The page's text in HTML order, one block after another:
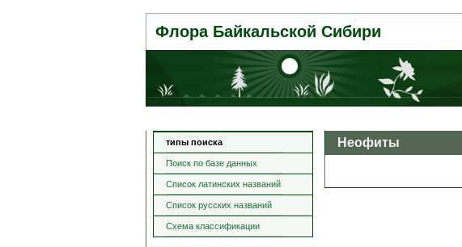
Флора Байкальской Сибири
типы поиска
Поиск по базе данных
Список латинских названий
Список русских названий
Схема классификации
Неофиты